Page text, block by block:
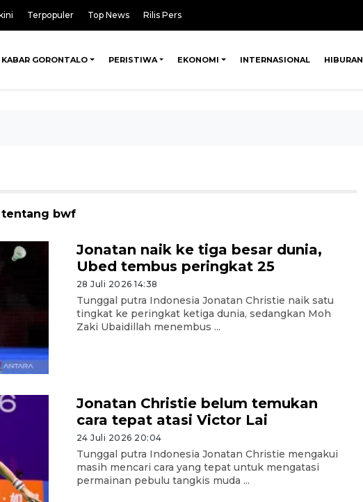
Terpopuler Top News Rilis Pers
KABAR GORONTALO PERISTIWA EKONOMI INTERNASIONAL HIBURAN
tentang bwf
Jonatan naik ke tiga besar dunia,
Ubed tembus peringkat 25
28 Juli 2026 14:38
Tunggal putra Indonesia Jonatan Christie naik satu
tingkat ke peringkat ketiga dunia, sedangkan Moh
Zaki Ubaidillah menembus ...
Jonatan Christie belum temukan
cara tepat atasi Victor Lai
24 Juli 2026 20:04
Tunggal putra Indonesia Jonatan Christie mengakui
masih mencari cara yang tepat untuk mengatasi
permainan pebulu tangkis muda ...